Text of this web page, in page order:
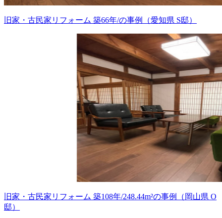
旧家・古民家リフォーム 築66年/の事例（愛知県 S邸）
旧家・古民家リフォーム 築108年/248.44m²の事例（岡山県 O
邸）